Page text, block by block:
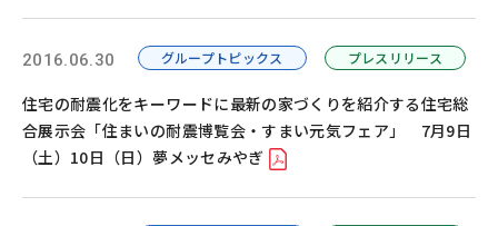
2016.06.30 グループトピックス プレスリリース
住宅の耐震化をキーワードに最新の家づくりを紹介する住宅総
合展示会「住まいの耐震博覧会・すまい元気フェア」 7月9日
（土）10日（日）夢メッセみやぎ